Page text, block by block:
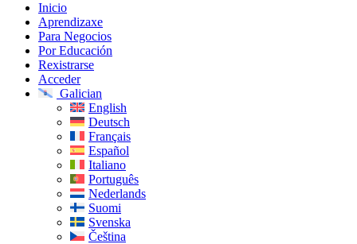
Inicio
Aprendizaxe
Para Negocios
Por Educación
Rexistrarse
Acceder
Galician
English
Deutsch
Français
Español
Italiano
Português
Nederlands
Suomi
Svenska
Čeština